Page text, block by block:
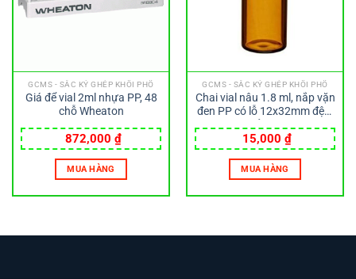
GCMS - SẮC KÝ GHÉP KHỐI PHỔ
Giá để vial 2ml nhựa PP, 48
chỗ Wheaton
872,000 ₫
MUA HÀNG
GCMS - SẮC KÝ GHÉP KHỐI PHỔ
Chai vial nâu 1.8 ml, nắp vặn
đen PP có lỗ 12x32mm đệm
15,000 ₫
MUA HÀNG